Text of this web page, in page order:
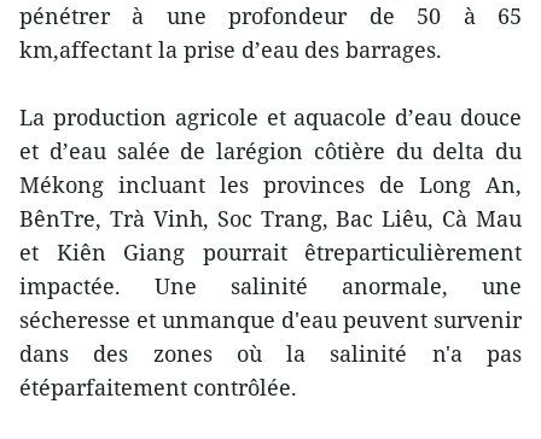
pénétrer à une profondeur de 50 à 65
km,affectant la prise d’eau des barrages.
La production agricole et aquacole d’eau douce
et d’eau salée de larégion côtière du delta du
Mékong incluant les provinces de Long An,
BênTre, Trà Vinh, Soc Trang, Bac Liêu, Cà Mau
et Kiên Giang pourrait êtreparticulièrement
impactée. Une salinité anormale, une
sécheresse et unmanque d'eau peuvent survenir
dans des zones où la salinité n'a pas
étéparfaitement contrôlée.